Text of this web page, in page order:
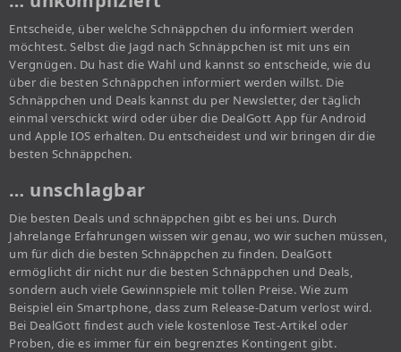
Entscheide, über welche Schnäppchen du informiert werden
möchtest. Selbst die Jagd nach Schnäppchen ist mit uns ein
Vergnügen. Du hast die Wahl und kannst so entscheide, wie du
über die besten Schnäppchen informiert werden willst. Die
Schnäppchen und Deals kannst du per Newsletter, der täglich
einmal verschickt wird oder über die DealGott App für Android
und Apple IOS erhalten. Du entscheidest und wir bringen dir die
besten Schnäppchen.
… unschlagbar
Die besten Deals und schnäppchen gibt es bei uns. Durch
Jahrelange Erfahrungen wissen wir genau, wo wir suchen müssen,
um für dich die besten Schnäppchen zu finden. DealGott
ermöglicht dir nicht nur die besten Schnäppchen und Deals,
sondern auch viele Gewinnspiele mit tollen Preise. Wie zum
Beispiel ein Smartphone, dass zum Release-Datum verlost wird.
Bei DealGott findest auch viele kostenlose Test-Artikel oder
Proben, die es immer für ein begrenztes Kontingent gibt.